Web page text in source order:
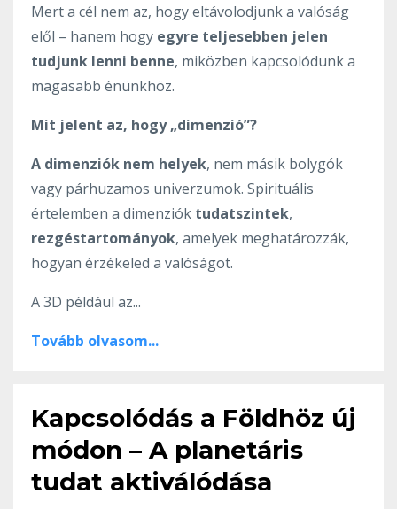
Mert a cél nem az, hogy eltávolodjunk a valóság
elől – hanem hogy egyre teljesebben jelen
tudjunk lenni benne, miközben kapcsolódunk a
magasabb énünkhöz.
Mit jelent az, hogy „dimenzió”?
A dimenziók nem helyek, nem másik bolygók
vagy párhuzamos univerzumok. Spirituális
értelemben a dimenziók tudatszintek,
rezgéstartományok, amelyek meghatározzák,
hogyan érzékeled a valóságot.
A 3D például az...
Tovább olvasom...
Kapcsolódás a Földhöz új
módon – A planetáris
tudat aktiválódása